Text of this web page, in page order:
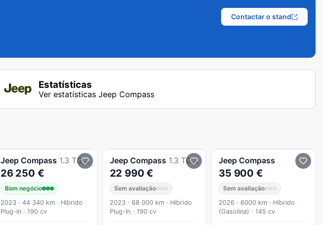
Contactar o stand
Estatísticas
Ver estatísticas Jeep Compass
Jeep Compass 1.3 TG Limited
26 250 €
Bom negócio
2023 · 44 340 km · Híbrido
Plug-In · 190 cv
Jeep Compass 1.3 TG Limited
22 990 €
Sem avaliação
2023 · 68 000 km · Híbrido
Plug-In · 190 cv
Jeep Compass
35 900 €
Sem avaliação
2026 · 6000 km · Híbrido
(Gasolina) · 145 cv